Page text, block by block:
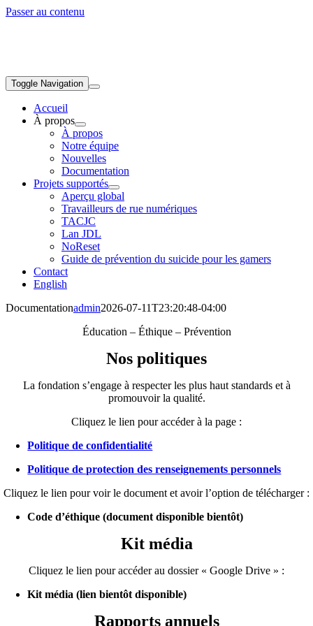
Passer au contenu
Toggle Navigation
Accueil
À propos
À propos
Notre équipe
Nouvelles
Documentation
Projets supportés
Aperçu global
Travailleurs de rue numériques
TACJC
Lan JDL
NoReset
Guide de prévention du suicide pour les gamers
Contact
English
Documentationadmin2026-07-11T23:20:48-04:00
Éducation – Éthique – Prévention
Nos politiques
La fondation s’engage à respecter les plus haut standards et à
promouvoir la qualité.
Cliquez le lien pour accéder à la page :
Politique de confidentialité
Politique de protection des renseignements personnels
Cliquez le lien pour voir le document et avoir l’option de télécharger :
Code d’éthique (document disponible bientôt)
Kit média
Cliquez le lien pour accéder au dossier « Google Drive » :
Kit média (lien bientôt disponible)
Rapports annuels